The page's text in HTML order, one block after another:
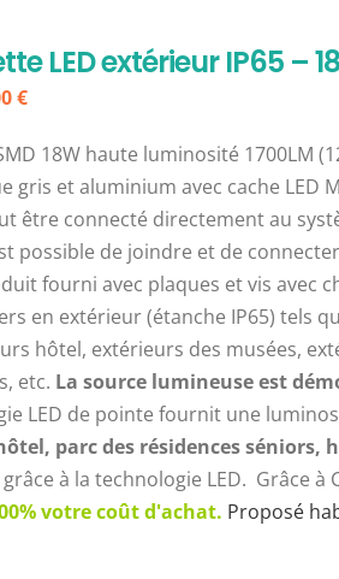
LED extérieur IP65
:
€.
€Le
actuel
est :
16,00 €.
18W haute luminosité 1700LM
gris et aluminium avec cache LED
être connecté directement au
possible de joindre et de
fourni avec plaques et vis
en extérieur (étanche IP65) tels
hôtel, extérieurs des musées,
etc. La source lumineuse est
LED de pointe fournit une
parc des résidences séniors,
à la technologie LED. Grâce
votre coût d'achat. Proposé